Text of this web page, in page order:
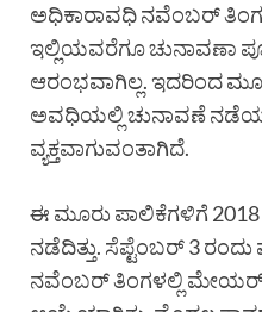
ಅಧಿಕಾರಾವಧಿ ನವೆಂಬರ್
ಇಲ್ಲಿಯವರೆಗೂ ಚುನಾವಣಾ
ಆರಂಭವಾಗಿಲ್ಲ. ಇದರಿಂದ
ಅವಧಿಯಲ್ಲಿ ಚುನಾವಣೆ
ವ್ಯಕ್ತವಾಗುವಂತಾಗಿದೆ.
ಈ ಮೂರು ಪಾಲಿಕೆಗಳಿಗೆ 2018
ನಡೆದಿತ್ತು. ಸೆಪ್ಟೆಂಬರ್ 3
ನವೆಂಬರ್ ತಿಂಗಳಲ್ಲಿ